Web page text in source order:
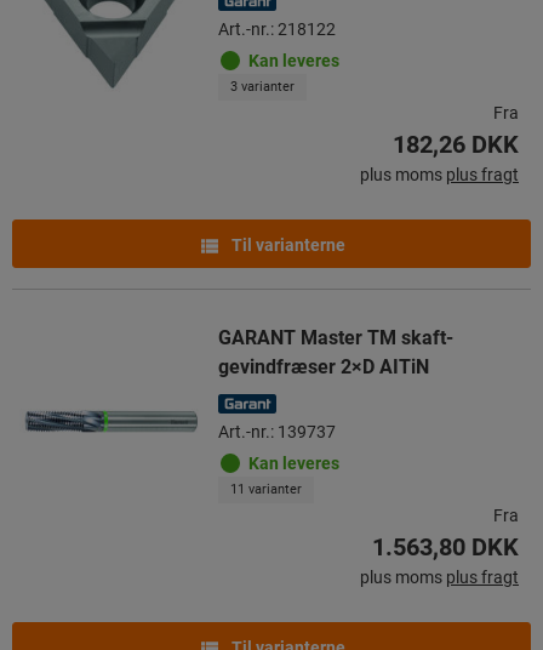
Art.-nr.: 218122
Kan leveres
3 varianter
Fra
182,26 DKK
plus moms plus fragt
Til varianterne
GARANT Master TM skaft-
gevindfræser 2×D AITiN
Art.-nr.: 139737
Kan leveres
11 varianter
Fra
1.563,80 DKK
plus moms plus fragt